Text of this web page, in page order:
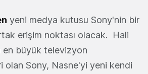
yeni medya kutusu Sony'nin bir
erişim noktası olacak. Hali
en büyük televizyon
olan Sony, Nasne'yi yeni kendi